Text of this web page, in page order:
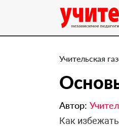
Учительская
Автор:
Как